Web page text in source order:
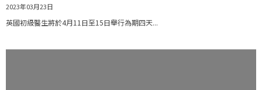
2023年03月23日
英國初級醫生將於4月11日至15日舉行為期四天...